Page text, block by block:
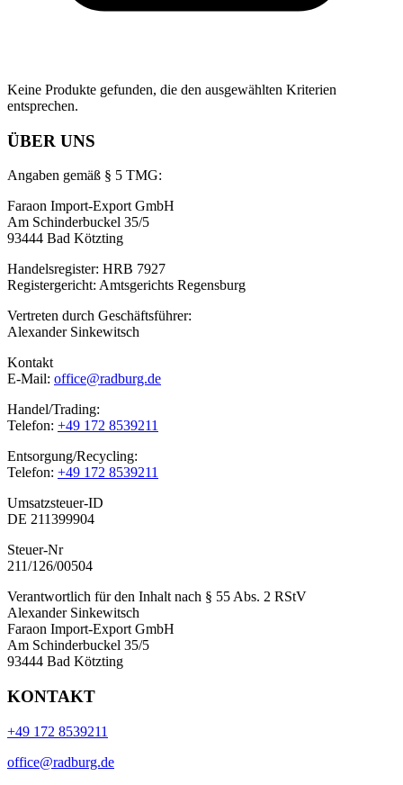
Keine Produkte gefunden, die den ausgewählten Kriterien
entsprechen.
ÜBER UNS
Angaben gemäß § 5 TMG:
Faraon Import-Export GmbH
Am Schinderbuckel 35/5
93444 Bad Kötzting
Handelsregister: HRB 7927
Registergericht: Amtsgerichts Regensburg
Vertreten durch Geschäftsführer:
Alexander Sinkewitsch
Kontakt
E-Mail: office@radburg.de
Handel/Trading:
Telefon: +49 172 8539211
Entsorgung/Recycling:
Telefon: +49 172 8539211
Umsatzsteuer-ID
DE 211399904
Steuer-Nr
211/126/00504
Verantwortlich für den Inhalt nach § 55 Abs. 2 RStV
Alexander Sinkewitsch
Faraon Import-Export GmbH
Am Schinderbuckel 35/5
93444 Bad Kötzting
KONTAKT
+49 172 8539211
office@radburg.de